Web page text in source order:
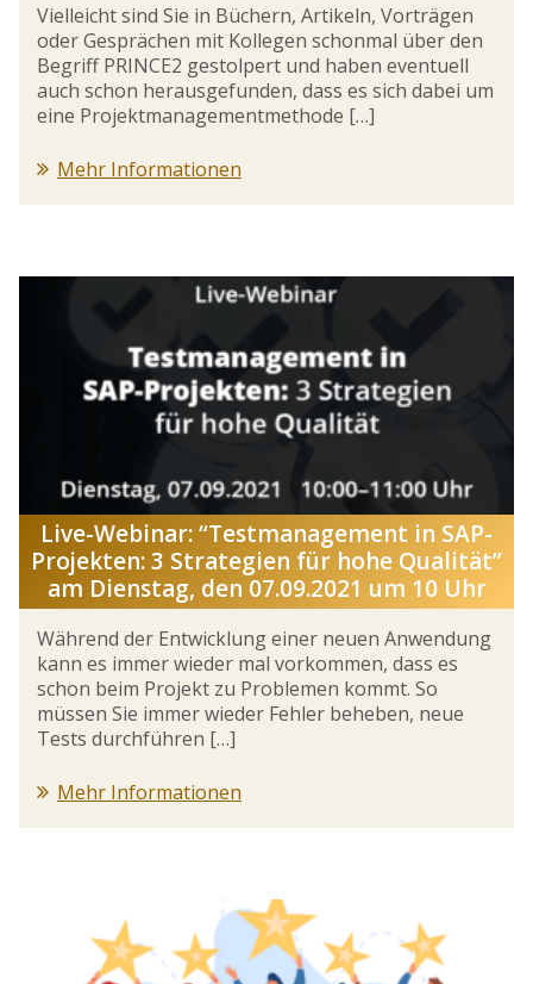
Vielleicht sind Sie in Büchern, Artikeln, Vorträgen
oder Gesprächen mit Kollegen schonmal über den
Begriff PRINCE2 gestolpert und haben eventuell
auch schon herausgefunden, dass es sich dabei um
eine Projektmanagementmethode […]
Mehr Informationen
Live-Webinar: “Testmanagement in SAP-
Projekten: 3 Strategien für hohe Qualität”
am Dienstag, den 07.09.2021 um 10 Uhr
Während der Entwicklung einer neuen Anwendung
kann es immer wieder mal vorkommen, dass es
schon beim Projekt zu Problemen kommt. So
müssen Sie immer wieder Fehler beheben, neue
Tests durchführen […]
Mehr Informationen